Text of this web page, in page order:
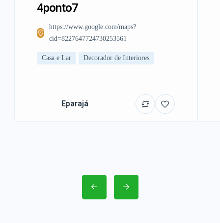
4ponto7
https://www.google.com/maps?
cid=8227647724730253561
Casa e Lar Decorador de Interiores
Eparajá